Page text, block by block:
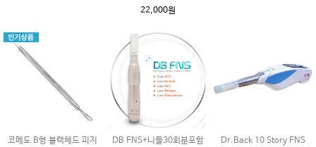
22,000원
코메도 B형 블랙헤드 피지
DB FNS+니들30회분포함
Dr.Back 10 Story FNS